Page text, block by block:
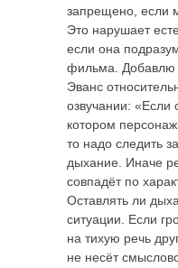
запрещено, если
Это нарушает
если она
фильма. Добавлю
Эванс
озвучании: «Если
котором
то надо следить
дыхание. Иначе
совпадёт по
Оставлять ли
ситуации. Если
на тихую речь
не несёт